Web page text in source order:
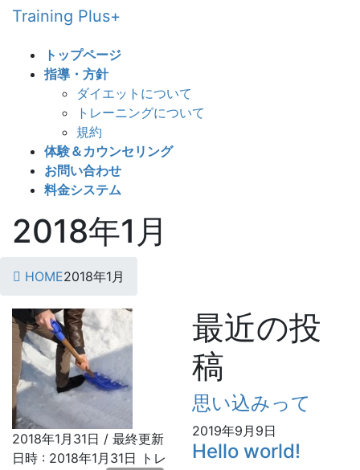
Training Plus+
トップページ
指導・方針
ダイエットについて
トレーニングについて
規約
体験＆カウンセリング
お問い合わせ
料金システム
2018年1月
HOME2018年1月
2018年1月31日 / 最終更新
日時 : 2018年1月31日
トレ
最近の投
稿
思い込みって
2019年9月9日
Hello world!